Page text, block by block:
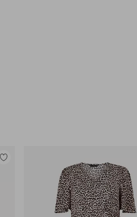
Toevoegen